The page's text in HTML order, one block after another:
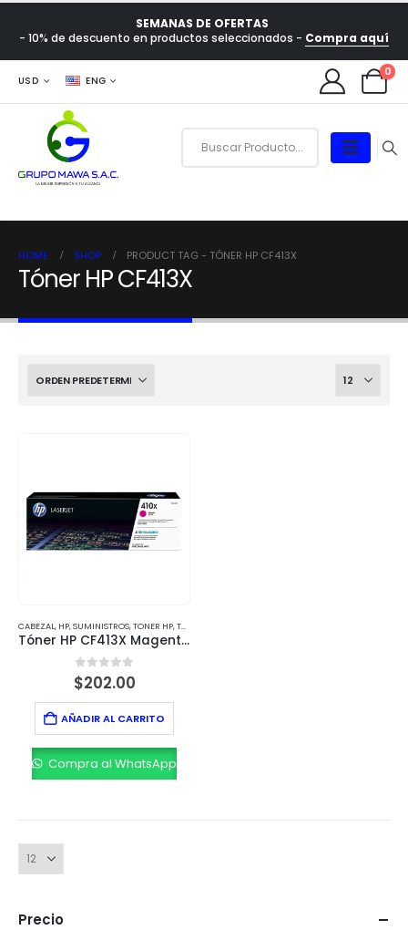
SEMANAS DE OFERTAS
- 10% de descuento en productos seleccionados - Compra aquí
USD ENG
0
HOME SHOP PRODUCT TAG - TÓNER HP CF413X
Tóner HP CF413X
CABEZAL, HP,SUMINISTROS,TONER HP,TONERS
Tóner HP CF413X Magenta – 5,000 Páginas
0 out of 5
$202.00
AÑADIR AL CARRITO
Compra al WhatsApp
Precio